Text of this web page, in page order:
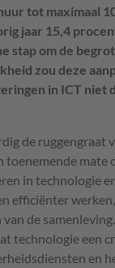
tot maximaal
jaar 15,4
stap om de
zou deze
in ICT niet
de ruggengraat
toenemende mate
in technologie
efficiënter
de
technologie een
en